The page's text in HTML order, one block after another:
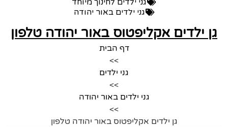
גני ילדים לחינוך מיוחד
גני ילדים באור יהודה
גן ילדים אקליפטוס באור יהודה טלפון
דף הבית
>>
גני ילדים
>>
גני ילדים באור יהודה
>>
גן ילדים אקליפטוס באור יהודה טלפון